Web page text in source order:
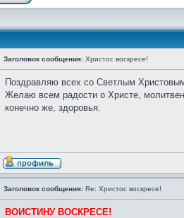
Заголовок сообщения: Христос воскресе!
Поздравляю всех со Светлым
Желаю всем радости о Христе,
конечно же, здоровья.
Заголовок сообщения: Re: Христос воскресе!
ВОИСТИНУ ВОСКРЕСЕ!